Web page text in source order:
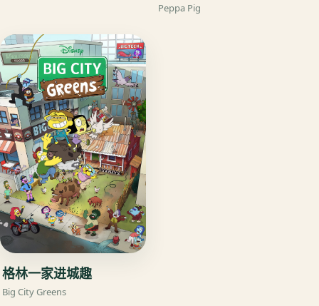
Peppa Pig
格林一家进城趣
Big City Greens